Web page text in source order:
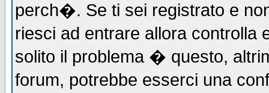
perch�. Se ti sei registrato e
riesci ad entrare allora controlla
solito il problema � questo,
forum, potrebbe esserci una